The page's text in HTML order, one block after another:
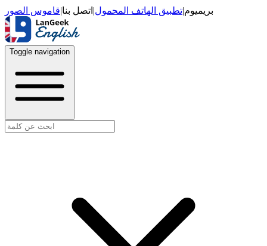
بريميوم|تطبيق الهاتف المحمول| اتصل بنا|قاموس الصور
Toggle navigation